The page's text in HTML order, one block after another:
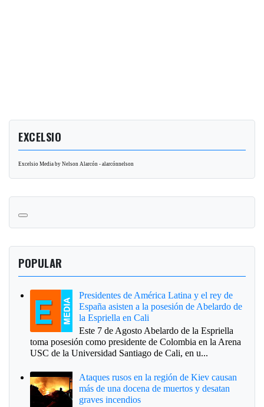
EXCELSIO
Excelsio Media by Nelson Alarcón - alarcónnelson
POPULAR
Presidentes de América Latina y el rey de
España asisten a la posesión de Abelardo de
la Espriella en Cali
Este 7 de Agosto Abelardo de la Espriella
toma posesión como presidente de Colombia en la Arena
USC de la Universidad Santiago de Cali, en u...
Ataques rusos en la región de Kiev causan
más de una docena de muertos y desatan
graves incendios